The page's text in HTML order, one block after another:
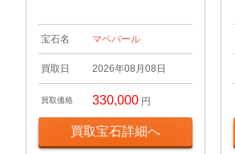
宝石名 マベパール
買取日 2026年08月08日
買取価格 330,000 円
買取宝石詳細へ